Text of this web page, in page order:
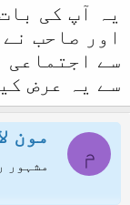
یہ آپ کی
اور صاحب
سے اجتماعی
سے یہ عرض
م
مون
مشہور